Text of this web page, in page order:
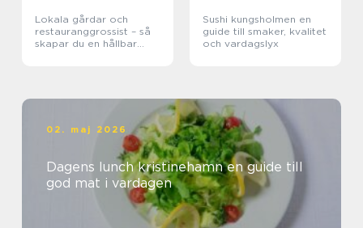
Lokala gårdar och
restauranggrossist – så
skapar du en hållbar
Sushi kungsholmen en
guide till smaker, kvalitet
och vardagslyx
02. maj 2026
Dagens lunch kristinehamn en guide till
god mat i vardagen